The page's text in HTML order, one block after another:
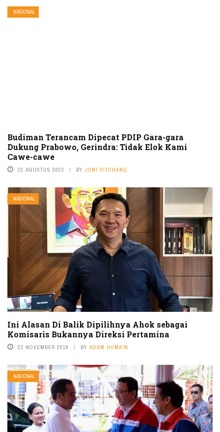
NASIONAL
Budiman Terancam Dipecat PDIP Gara-gara
Dukung Prabowo, Gerindra: Tidak Elok Kami
Cawe-cawe
22 AGUSTUS 2023 BY JONI SITOHANG
NASIONAL
Ini Alasan Di Balik Dipilihnya Ahok sebagai
Komisaris Bukannya Direksi Pertamina
23 NOVEMBER 2019 BY ADAM HUMAIN
NASIONAL